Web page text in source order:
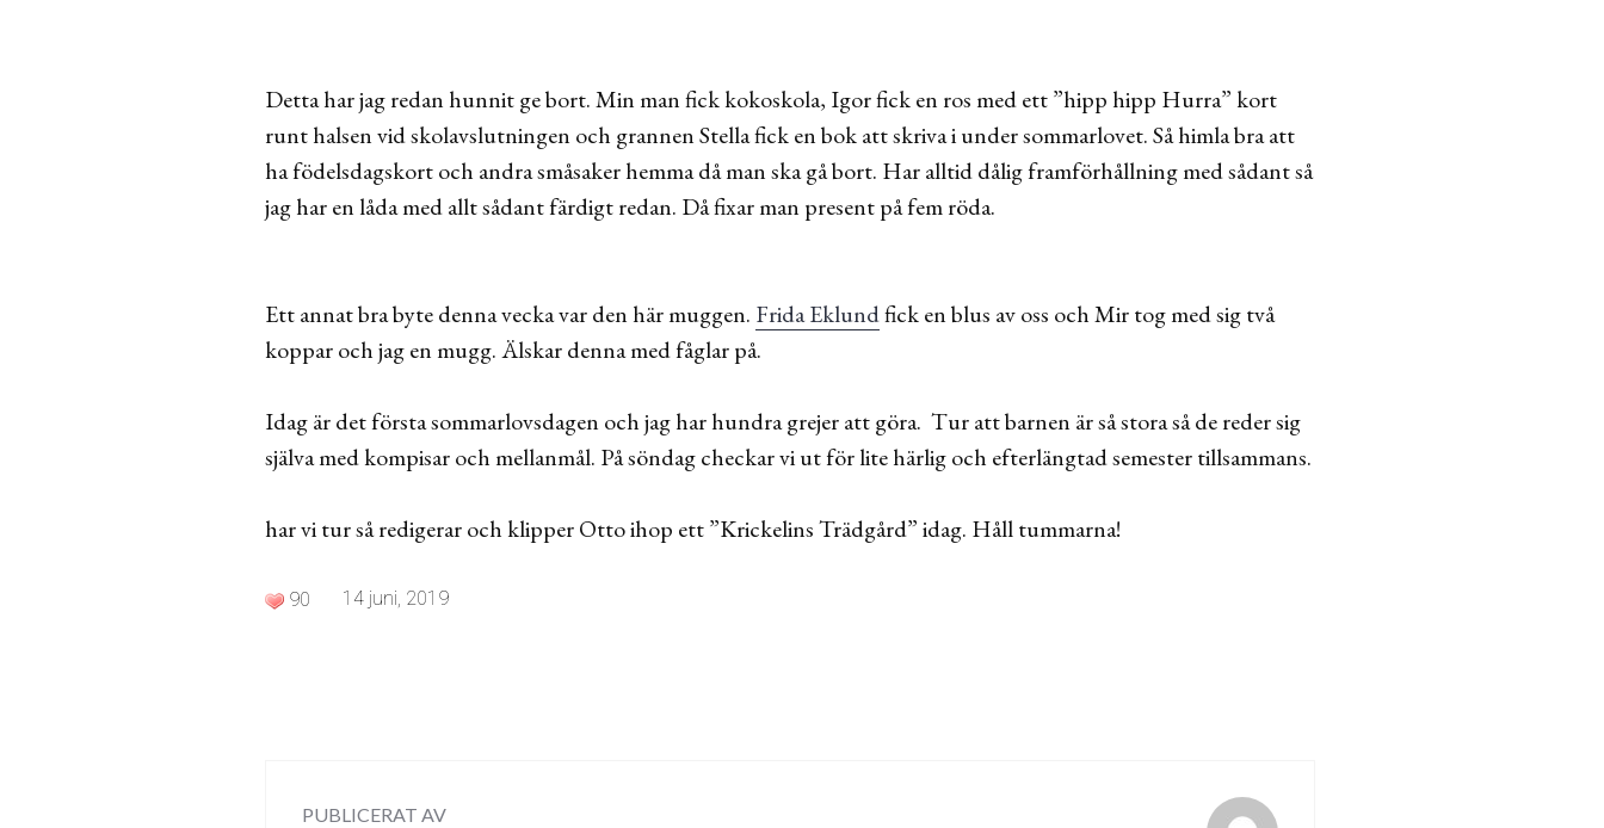
Detta har jag redan hunnit ge bort. Min man fick kokoskola, Igor fick en ros med ett ”hipp hipp Hurra” kort
runt halsen vid skolavslutningen och grannen Stella fick en bok att skriva i under sommarlovet. Så himla bra att
ha födelsdagskort och andra småsaker hemma då man ska gå bort. Har alltid dålig framförhållning med sådant så
jag har en låda med allt sådant färdigt redan. Då fixar man present på fem röda.
Ett annat bra byte denna vecka var den här muggen. Frida Eklundfick en blus av oss och Mir tog med sig två
koppar och jag en mugg. Älskar denna med fåglar på.
Idag är det första sommarlovsdagen och jag har hundra grejer att göra. Tur att barnen är så stora så de reder sig
själva med kompisar och mellanmål. På söndag checkar vi ut för lite härlig och efterlängtad semester tillsammans.
har vi tur så redigerar och klipper Otto ihop ett ”Krickelins Trädgård” idag. Håll tummarna!
90 14 juni, 2019
PUBLICERAT AV